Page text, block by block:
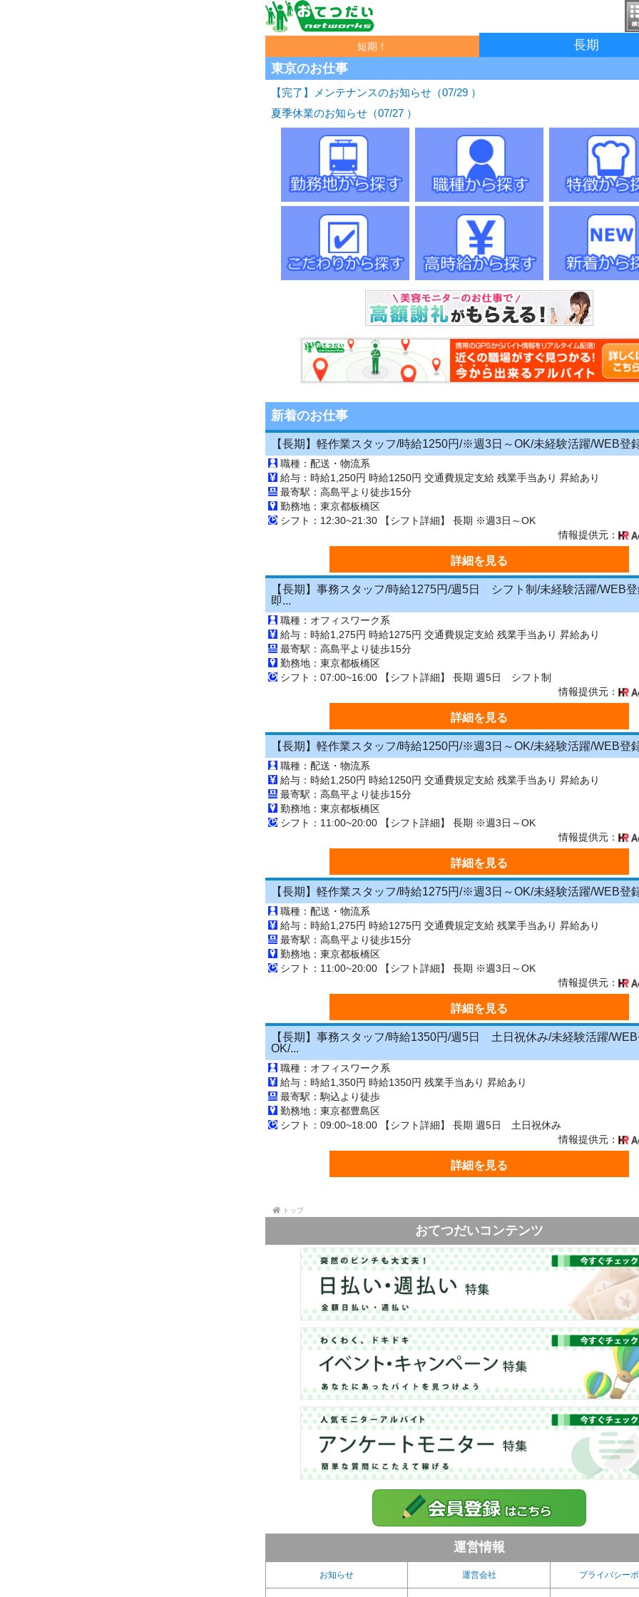
短期！
長期
東京のお仕事
【完了】メンテナンスのお知らせ（07/29 ）
夏季休業のお知らせ（07/27 ）
新着のお仕事
【長期】軽作業スタッフ/時給1250円/※週3日～OK/未経験活躍/WEB登
職種：配送・物流系
給与：時給1,250円 時給1250円 交通費規定支給 残業手当あり 昇給あり
最寄駅：高島平より徒歩15分
勤務地：東京都板橋区
シフト：12:30~21:30 【シフト詳細】 長期 ※週3日～OK
情報提供元：
詳細を見る
【長期】事務スタッフ/時給1275円/週5日 シフト制/未経験活躍/WEB
即...
職種：オフィスワーク系
給与：時給1,275円 時給1275円 交通費規定支給 残業手当あり 昇給あり
最寄駅：高島平より徒歩15分
勤務地：東京都板橋区
シフト：07:00~16:00 【シフト詳細】 長期 週5日 シフト制
情報提供元：
詳細を見る
【長期】軽作業スタッフ/時給1250円/※週3日～OK/未経験活躍/WEB登
職種：配送・物流系
給与：時給1,250円 時給1250円 交通費規定支給 残業手当あり 昇給あり
最寄駅：高島平より徒歩15分
勤務地：東京都板橋区
シフト：11:00~20:00 【シフト詳細】 長期 ※週3日～OK
情報提供元：
詳細を見る
【長期】軽作業スタッフ/時給1275円/※週3日～OK/未経験活躍/WEB登
職種：配送・物流系
給与：時給1,275円 時給1275円 交通費規定支給 残業手当あり 昇給あり
最寄駅：高島平より徒歩15分
勤務地：東京都板橋区
シフト：11:00~20:00 【シフト詳細】 長期 ※週3日～OK
情報提供元：
詳細を見る
【長期】事務スタッフ/時給1350円/週5日 土日祝休み/未経験活躍/
OK/...
職種：オフィスワーク系
給与：時給1,350円 時給1350円 残業手当あり 昇給あり
最寄駅：駒込より徒歩
勤務地：東京都豊島区
シフト：09:00~18:00 【シフト詳細】 長期 週5日 土日祝休み
情報提供元：
詳細を見る
トップ
おてつだいコンテンツ
運営情報
お知らせ 運営会社 プライバシー